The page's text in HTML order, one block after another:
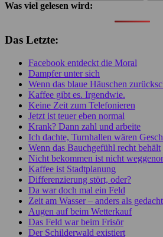
Was viel gelesen wird:
Das Letzte:
Facebook entdeckt die Moral
Dampfer unter sich
Wenn das blaue Häuschen
Kaffee gibt es. Irgendwie.
Keine Zeit zum Telefonieren
Jetzt ist teuer eben normal
Krank? Dann zahl und arbeite
Ich dachte, Turnhallen wären
Wenn das Bauchgefühl recht behält
Nicht bekommen ist nicht
Kaffee ist Stadtplanung
Differenzierung stört, oder?
Da war doch mal ein Feld
Zeit am Wasser – anders als gedacht
Augen auf beim Wetterkauf
Das Feld war beim Frisör
Der Schilderwald existiert